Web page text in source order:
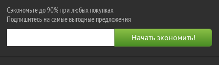
Сэкономьте до 90% при любых покупках
Подпишитесь на самые выгодные предложения